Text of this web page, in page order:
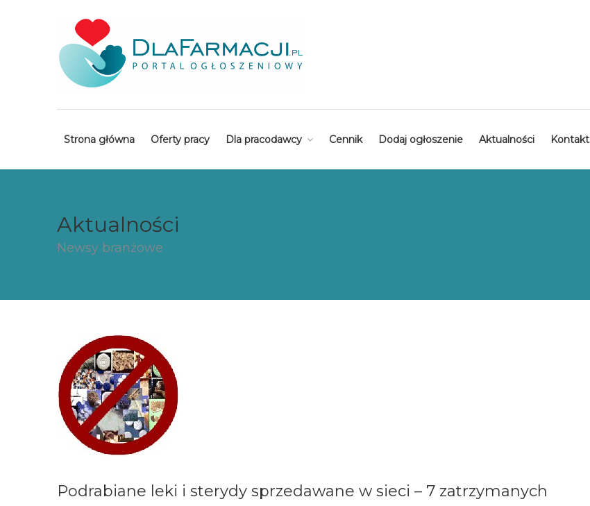
Strona główna Oferty pracy Dla pracodawcy Cennik Dodaj ogłoszenie Aktualności Kontakt
Aktualności
Newsy branżowe
Podrabiane leki i sterydy sprzedawane w sieci – 7 zatrzymanych